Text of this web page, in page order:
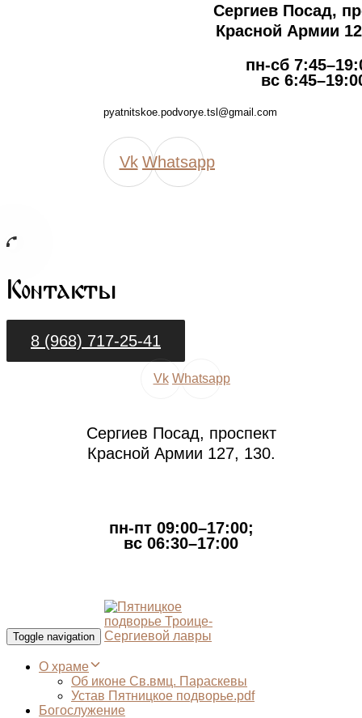
Сергиев Посад,
Красной Армии
пн-сб
вс
pyatnitskoe.podvorye.tsl@gmail.com
Vk Whatsapp
Контакты
8 (968) 717-25-41
Vk Whatsapp
Сергиев Посад, проспект
Красной Армии 127, 130.
пн-пт 09:00–17:00;
вс 06:30–17:00
Toggle navigation
О храме
Об иконе Св.вмц. Параскевы
Устав Пятницкое подворье.pdf
Богослужение